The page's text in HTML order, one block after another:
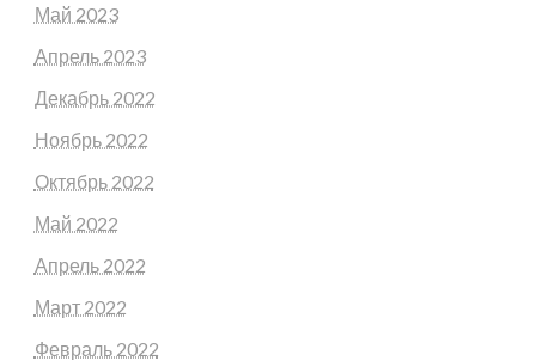
Май 2023
Апрель 2023
Декабрь 2022
Ноябрь 2022
Октябрь 2022
Май 2022
Апрель 2022
Март 2022
Февраль 2022